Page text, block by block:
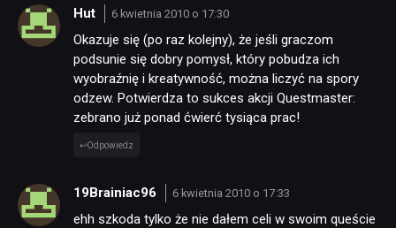
Hut 6 kwietnia 2010 o 17:30
Okazuje się (po raz kolejny), że jeśli graczom
podsunie się dobry pomysł, który pobudza ich
wyobraźnię i kreatywność, można liczyć na spory
odzew. Potwierdza to sukces akcji Questmaster:
zebrano już ponad ćwierć tysiąca prac!
Odpowiedz
19Brainiac96 6 kwietnia 2010 o 17:33
ehh szkoda tylko że nie dałem celi w swoim queście